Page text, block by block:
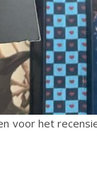
voor het